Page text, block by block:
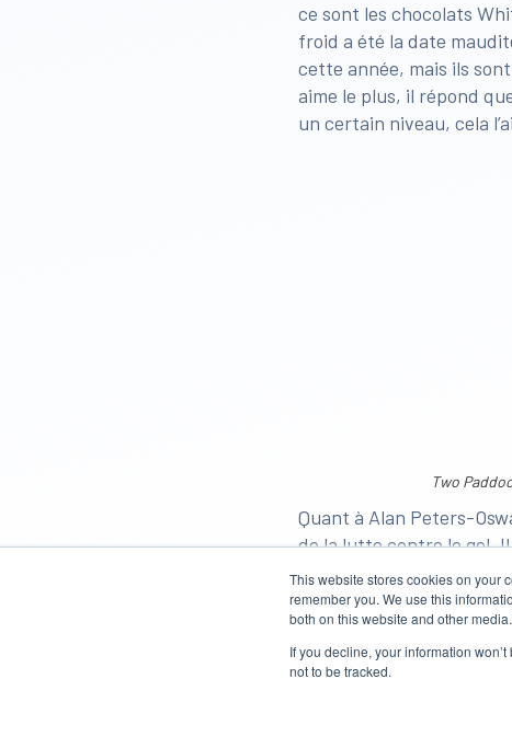
This website stores cookies on your
remember you. We use this
both on this website and other
If you decline, your information
not to be tracked.
ce sont les chocolats
froid a été la date
cette année, mais ils
aime le plus, il répond
un certain niveau, cela
Two
Quant à Alan Peters-
de la lutte contre le gel.
Luggate. Il possède
sont toutes équipées de
sonores.
Au cours de cette
deux autres ont été
utilisées que cinq fois